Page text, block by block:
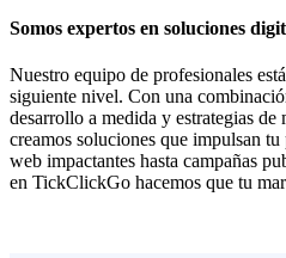
Somos expertos en soluciones
Nuestro equipo de profesionales
siguiente nivel. Con una
desarrollo a medida y estrategias
creamos soluciones que impulsan
web impactantes hasta campañas
en TickClickGo hacemos que tu